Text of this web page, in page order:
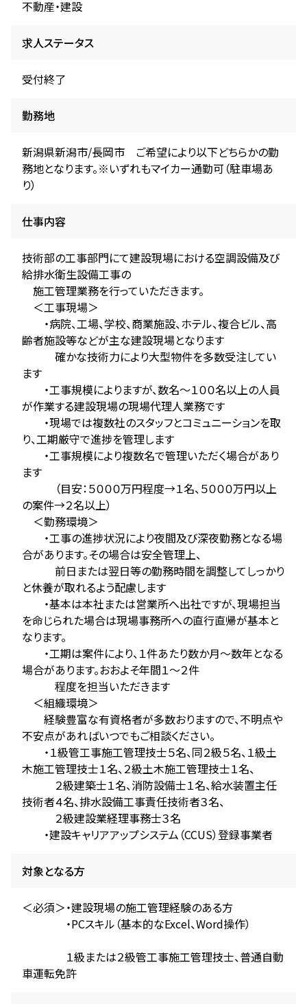
不動産・建設
求人ステータス
受付終了
勤務地
新潟県新潟市/長岡市 ご希望により以下どちらかの勤
務地となります。※いずれもマイカー通勤可（駐車場あ
り）
仕事内容
技術部の工事部門にて建設現場における空調設備及び
給排水衛生設備工事の
施工管理業務を行っていただきます。
＜工事現場＞
・病院、工場、学校、商業施設、ホテル、複合ビル、高
齢者施設等などが主な建設現場となります
確かな技術力により大型物件を多数受注してい
ます
・工事規模によりますが、数名～１００名以上の人員
が作業する建設現場の現場代理人業務です
・現場では複数社のスタッフとコミュニーションを取
り、工期厳守で進捗を管理します
・工事規模により複数名で管理いただく場合があり
ます
（目安：５０００万円程度→１名、５０００万円以上
の案件→２名以上）
＜勤務環境＞
・工事の進捗状況により夜間及び深夜勤務となる場
合があります。その場合は安全管理上、
前日または翌日等の勤務時間を調整してしっかり
と休養が取れるよう配慮します
・基本は本社または営業所へ出社ですが、現場担当
を命じられた場合は現場事務所への直行直帰が基本と
なります。
・工期は案件により、１件あたり数か月～数年となる
場合があります。おおよそ年間１～２件
程度を担当いただきます
＜組織環境＞
経験豊富な有資格者が多数おりますので、不明点や
不安点があればいつでもご相談ください。
・１級管工事施工管理技士５名、同２級５名、１級土
木施工管理技士１名、２級土木施工管理技士１名、
２級建築士１名、消防設備士１名、給水装置主任
技術者４名、排水設備工事責任技術者３名、
２級建設業経理事務士３名
・建設キャリアアップシステム（CCUS）登録事業者
対象となる方
＜必須＞・建設現場の施工管理経験のある方
・PCスキル（基本的なExcel、Word操作）
１級または２級管工事施工管理技士、普通自動
車運転免許